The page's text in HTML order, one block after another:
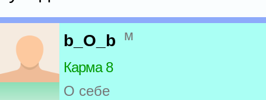
b_O_b м
Карма 8
О себе